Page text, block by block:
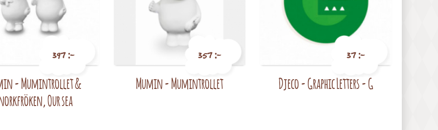
Pris
397 :-
- Mumintrollet &
Our sea
Pris
357 :-
Mumin - Mumintrollet Pris
37 :-
Djeco - Graphic Letters - G